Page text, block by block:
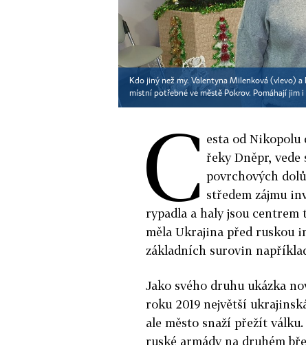
Kdo jiný než my. Valentyna Milenková (vlevo) a
místní potřebné ve městě Pokrov. Pomáhají jim i
C esta od Nikopolu
řeky Dněpr, vede
povrchových
středem zájmu
rypadla a haly jsou centrem
měla Ukrajina před ruskou
základních surovin
Jako svého druhu ukázka
roku 2019 největší
ale město snaží přežít
ruské armády na druhém